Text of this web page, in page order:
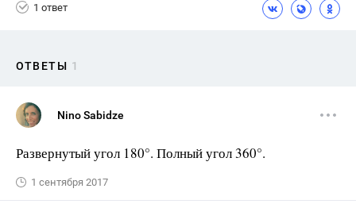
1 ответ
ОТВЕТЫ 1
Nino Sabidze
Развернутый угол 180°. Полный угол 360°.
1 сентября 2017